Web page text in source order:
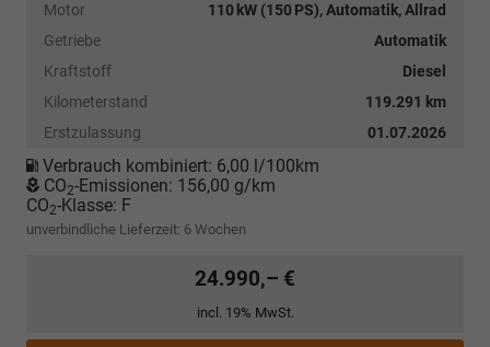
Motor
110 kW (150 PS), Automatik, Allrad
Getriebe
Automatik
Kraftstoff
Diesel
Kilometerstand
119.291 km
Erstzulassung
01.07.2026
Verbrauch kombiniert: 6,00 l/100km
CO2-Emissionen: 156,00 g/km
CO2-Klasse: F
unverbindliche Lieferzeit: 6 Wochen
24.990,– €
incl. 19% MwSt.